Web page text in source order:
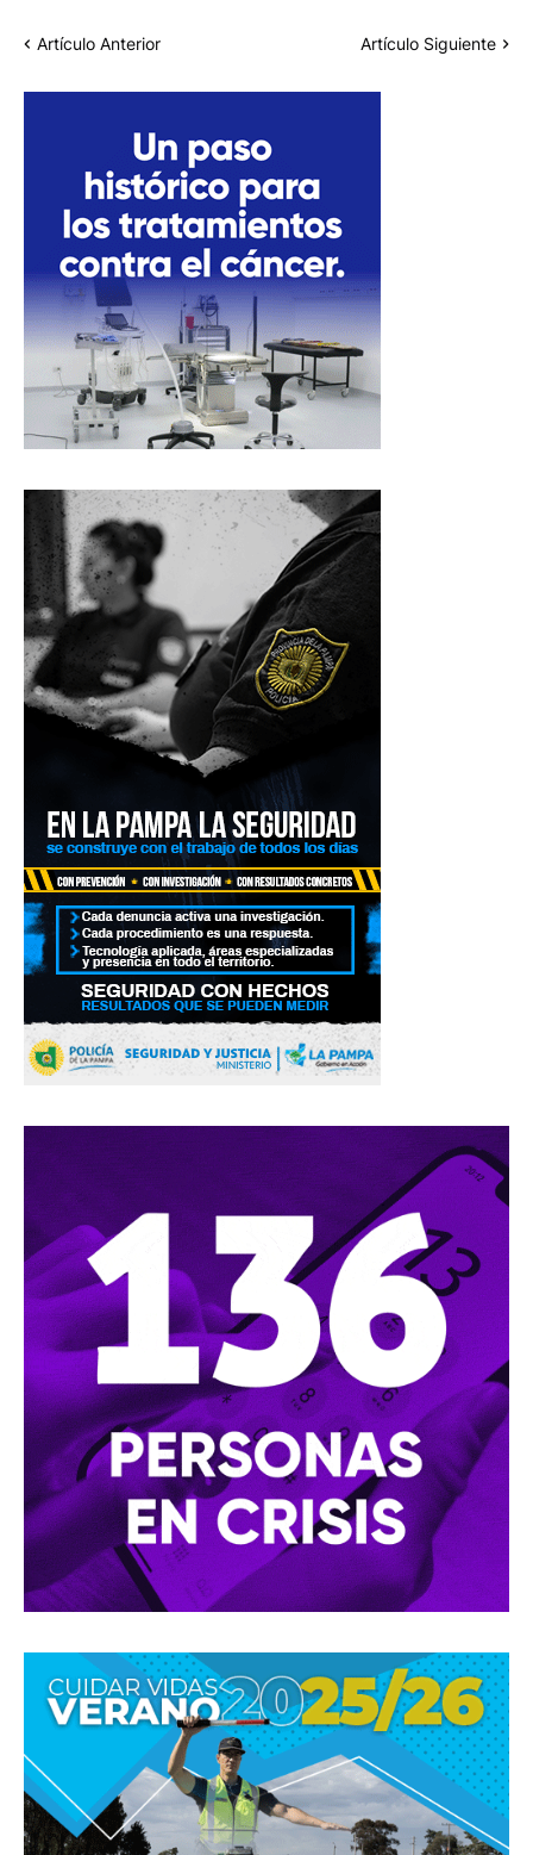
Artículo Anterior Artículo Siguiente